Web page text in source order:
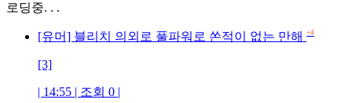
로딩중. . .
[유머] 블리치 의외로 풀파워로 쏜적이 없는 만해 +4
[3]
| 14:55 | 조회 0 |